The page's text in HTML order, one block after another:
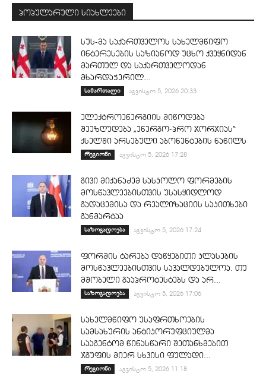
პოპულარული სიახლეები
სუს-მა საქართველოს სახელმწიფო
ინტერესების საზიანოდ უცხო ქვეყნიდან
მართულ და საქართველოდან
მხარდაჭერილ...
სამართალი აგვისტო 5, 2026 20:33
ელექტროენერგიის მიწოდება
შეეზღუდება „ენერგო-პრო ჯორჯიას“
ქსელში არსებული აბონენტების ნაწილს
რეგიონი აგვისტო 5, 2026 17:28
გივი მიქანაძემ სასკოლო ფორმების
მოსწავლეებისთვის უსასყიდლოდ
გადაცემისა და რეალიზაციის საკითხები
განმარტაა
საზოგადოება აგვისტო 5, 2026 17:24
ფორმის ტარება დაწყებითი კლასების
მოსწავლეებისთვის სავალდებულოა. თუ
მშობელი გააპროტესტებს და არ...
საზოგადოება აგვისტო 5, 2026 17:06
სახელმწიფო უსაფრთხოების
სამსახურის ანტიკორუფციულმა
სააგენტომ წინასწარი შეთანხმებით
ჯგუფის მიერ სხვისი ფულადი...
რეგიონი აგვისტო 5, 2026 11:18